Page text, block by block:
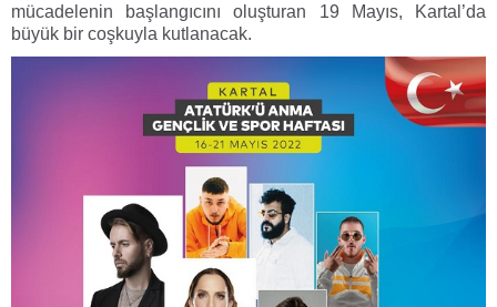
mücadelenin başlangıcını oluşturan 19 Mayıs, Kartal’da
büyük bir coşkuyla kutlanacak.